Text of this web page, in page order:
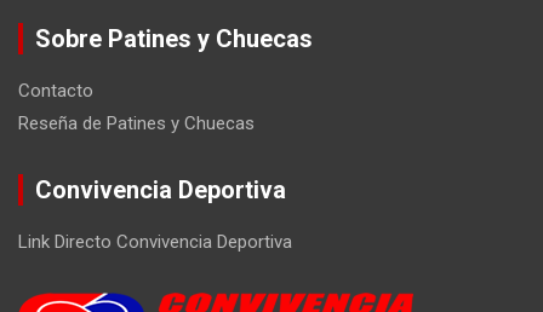
Sobre Patines y Chuecas
Contacto
Reseña de Patines y Chuecas
Convivencia Deportiva
Link Directo Convivencia Deportiva